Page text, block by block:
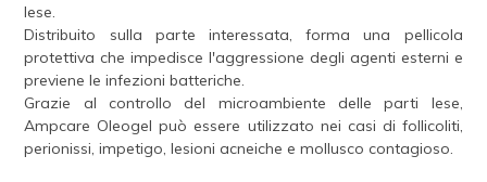
lese.
Distribuito sulla parte interessata, forma una pellicola
protettiva che impedisce l'aggressione degli agenti esterni e
previene le infezioni batteriche.
Grazie al controllo del microambiente delle parti lese,
Ampcare Oleogel può essere utilizzato nei casi di follicoliti,
perionissi, impetigo, lesioni acneiche e mollusco contagioso.